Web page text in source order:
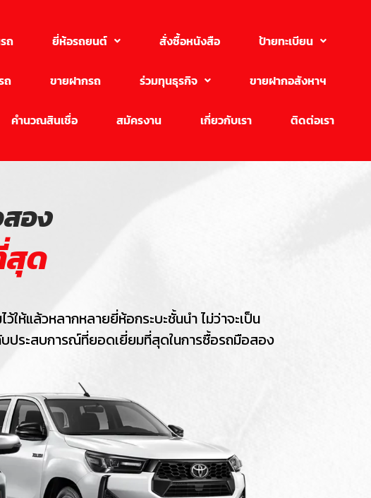
ถ ยี่ห้อรถยนต์ สั่งซื้อหนังสือ ป้ายทะเบียน
ถ ขายฝากรถ ร่วมทุนธุรกิจ ขายฝากอสังหาฯ
คำนวณสินเชื่อ สมัครงาน เกี่ยวกับเรา ติดต่อเรา
อง
สุด
ห้แล้วหลากหลายยี่ห้อกระบะชั้นนำ ไม่ว่าจะเป็น
ประสบการณ์ที่ยอดเยี่ยมที่สุดในการซื้อรถมือสอง